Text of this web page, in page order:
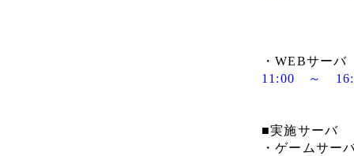
・WEBサーバ
11:00 ～
■実施サーバ
・ゲームサー